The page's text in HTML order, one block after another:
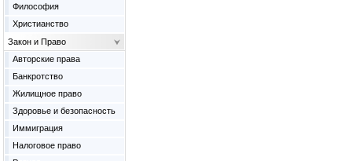
Философия
Христианство
Закон и Право
Авторские права
Банкротство
Жилищное право
Здоровье и безопасность
Иммиграция
Налоговое право